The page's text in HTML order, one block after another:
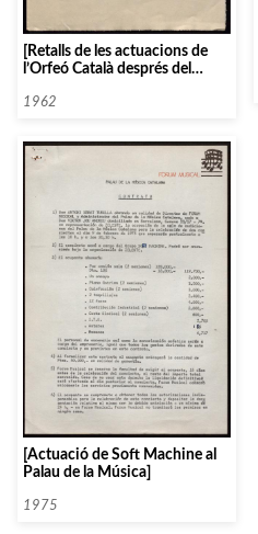
[Retalls de les actuacions de
l’Orfeó Català després del
1962
[Actuació de Soft Machine al
Palau de la Música]
1975